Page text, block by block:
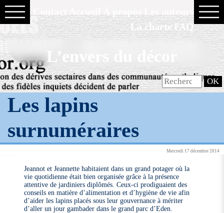
La charte FAQ
L’envers du décor
Les lapins
surnuméraires
Mercredi 17 décembre 2014
Jeannot et Jeannette habitaient dans un grand potager où la
vie quotidienne était bien organisée grâce à la présence
attentive de jardiniers diplômés. Ceux-ci prodiguaient des
conseils en matière d’alimentation et d’hygiène de vie afin
d’aider les lapins placés sous leur gouvernance à mériter
d’aller un jour gambader dans le grand parc d’Eden.